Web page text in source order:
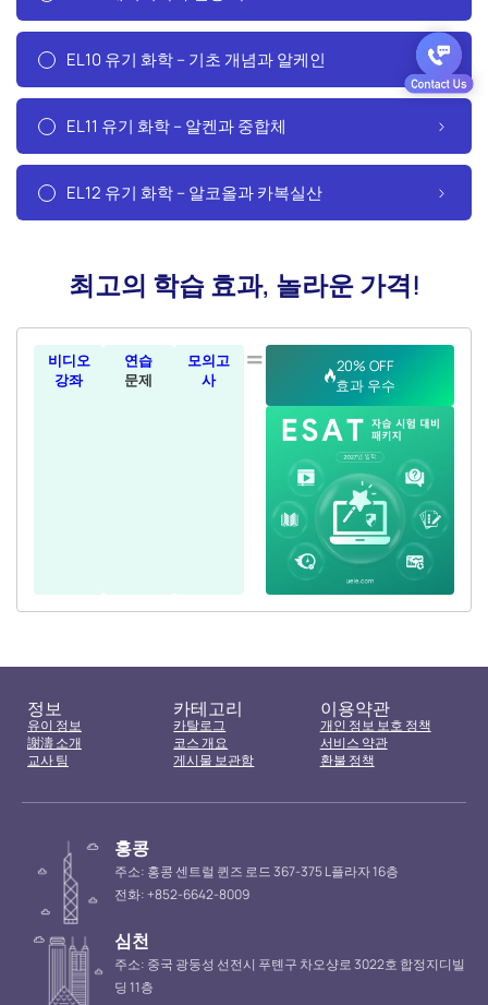
EL10 유기 화학 – 기초 개념과 알케인
EL11 유기 화학 – 알켄과 중합체
EL12 유기 화학 – 알코올과 카복실산
최고의 학습 효과, 놀라운 가격!
비디오
강좌
연습
문제
모의고
사
=
20% OFF
효과 우수
정보
유이 정보
謝濤 소개
교사 팀
카테고리
카탈로그
코스 개요
게시물 보관함
이용약관
개인 정보 보호 정책
서비스 약관
환불 정책
홍콩
주소: 홍콩 센트럴 퀸즈 로드 367-375 L플라자 16층
전화: +852-6642-8009
심천
주소: 중국 광둥성 선전시 푸톈구 차오샹로 3022호 합정지디빌
딩 11층